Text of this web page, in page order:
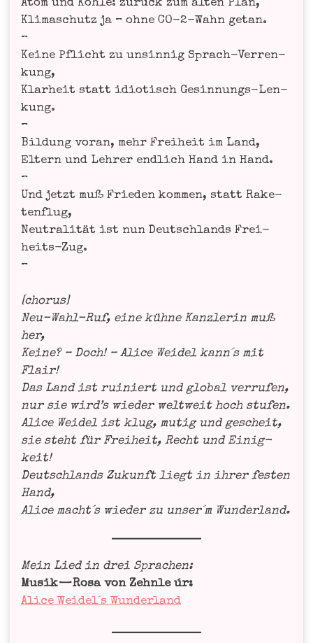
Atom und Koh­le: zurück zum alten Plan,
Kli­ma­schutz ja – ohne CO-2-Wahn getan.
–
Kei­ne Pflicht zu unsin­nig Sprach-Ver­ren­
kung,
Klar­heit statt idio­tisch Gesin­nungs-Len­
kung.
–
Bil­dung vor­an, mehr Frei­heit im Land,
Eltern und Leh­rer end­lich Hand in Hand.
–
Und jetzt muß Frie­den kom­men, statt Rake­
ten­flug,
Neu­tra­li­tät ist nun Deutsch­lands Frei­
heits-Zug.
–
[cho­rus]
Neu-Wahl-Ruf, eine küh­ne Kanz­le­rin muß
her,
Kei­ne? – Doch! – Ali­ce Wei­del kann´s mit
Flair!
Das Land ist rui­niert und glo­bal ver­ru­fen,
nur sie wird’s wie­der welt­weit hoch stu­fen.
Ali­ce Wei­del ist klug, mutig und gescheit,
sie steht für Frei­heit, Recht und Einig­
keit!
Deutsch­lands Zukunft liegt in ihrer fes­ten
Hand,
Ali­ce macht´s wie­der zu unser´m Wunderland.
Mein Lied in drei Spra­chen:
Musik— Rosa von Zehn­le úr:
Ali­ce Weidel´s Wunderland